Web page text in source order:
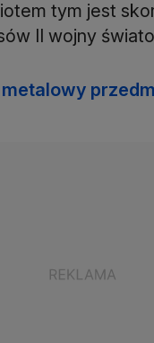
tym jest
II wojny
metalowy